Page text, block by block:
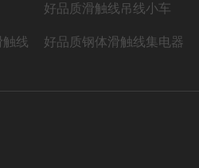
好品质滑触线吊线小车
触线 好品质钢体滑触线集电器